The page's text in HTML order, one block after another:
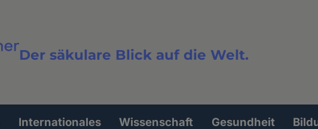
Der säkulare Blick auf die Welt.
Volltextsuche
Internationales Wissenschaft Gesundheit